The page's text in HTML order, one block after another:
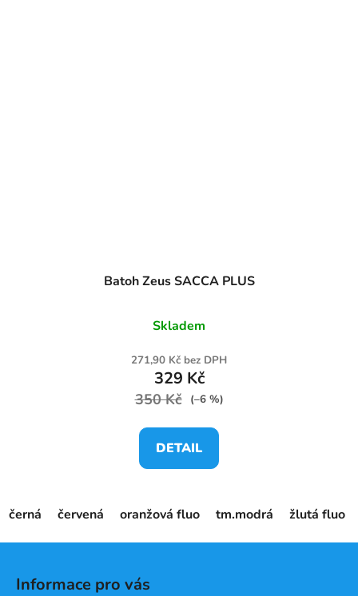
Batoh Zeus SACCA PLUS
Skladem
271,90 Kč bez DPH
329 Kč
350 Kč (–6 %)
DETAIL
černá červená oranžová fluo tm.modrá žlutá fluo
Informace pro vás